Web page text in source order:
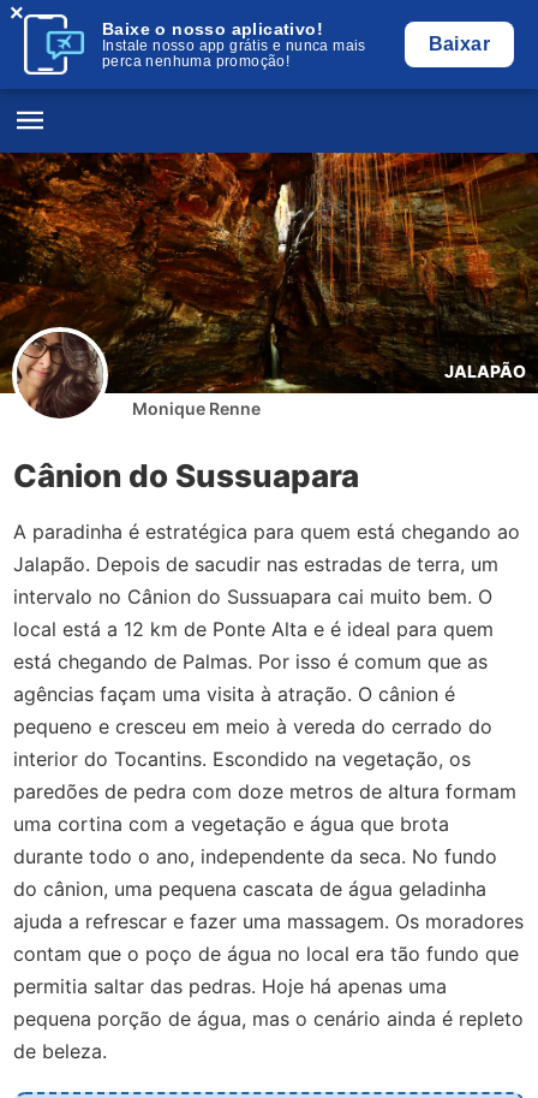
Baixe o nosso aplicativo!
Instale nosso app grátis e nunca mais
perca nenhuma promoção!
Baixar
×
JALAPÃO
Monique Renne
Cânion do Sussuapara
A paradinha é estratégica para quem está chegando ao
Jalapão. Depois de sacudir nas estradas de terra, um
intervalo no Cânion do Sussuapara cai muito bem. O
local está a 12 km de Ponte Alta e é ideal para quem
está chegando de Palmas. Por isso é comum que as
agências façam uma visita à atração. O cânion é
pequeno e cresceu em meio à vereda do cerrado do
interior do Tocantins. Escondido na vegetação, os
paredões de pedra com doze metros de altura formam
uma cortina com a vegetação e água que brota
durante todo o ano, independente da seca. No fundo
do cânion, uma pequena cascata de água geladinha
ajuda a refrescar e fazer uma massagem. Os moradores
contam que o poço de água no local era tão fundo que
permitia saltar das pedras. Hoje há apenas uma
pequena porção de água, mas o cenário ainda é repleto
de beleza.